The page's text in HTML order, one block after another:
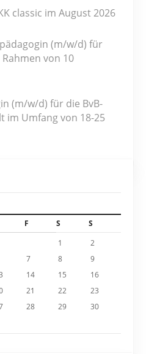
classic im August 2026
(m/w/d) für
von 10
(m/w/d) für die BvB-
im Umfang von 18-25
F S
S
1
2
7 8
9
14 15
16
21 22
23
28 29
30